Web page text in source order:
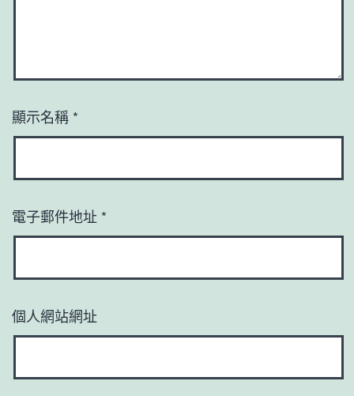
顯示名稱 *
電子郵件地址 *
個人網站網址